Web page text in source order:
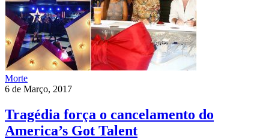
Morte
6 de Março, 2017
Tragédia força o cancelamento do
America’s Got Talent